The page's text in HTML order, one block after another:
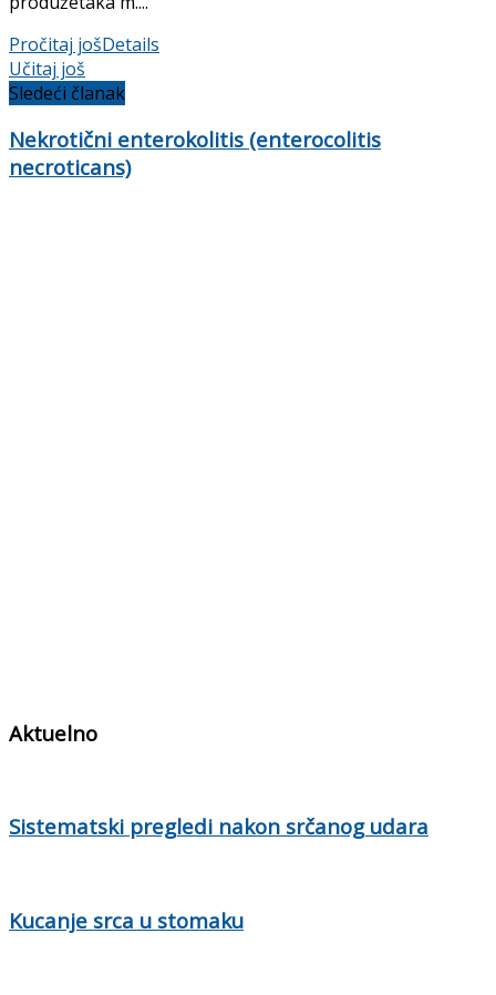
Pročitaj jošDetails
Učitaj još
Sledeći članak
Nekrotični enterokolitis (enterocolitis
necroticans)
Aktuelno
Sistematski pregledi nakon srčanog udara
Kucanje srca u stomaku